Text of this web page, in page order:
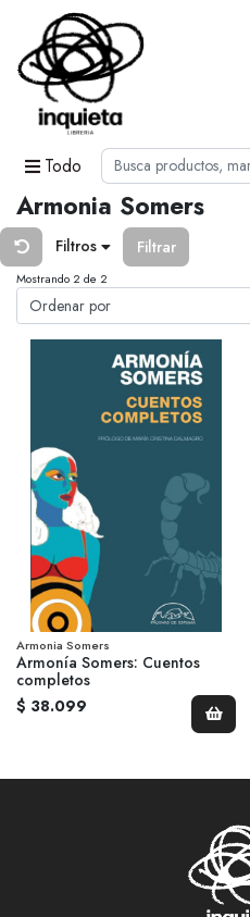
Todo
Armonia Somers
Filtros Filtrar
Mostrando 2 de 2
Armonia Somers
Armonía Somers: Cuentos
completos
$ 38.099